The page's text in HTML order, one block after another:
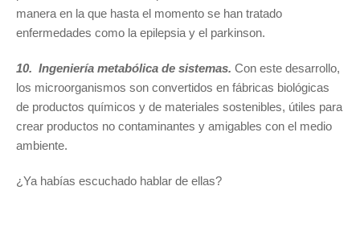
manera en la que hasta el momento se han tratado
enfermedades como la epilepsia y el parkinson.
10. Ingeniería metabólica de sistemas. Con este desarrollo,
los microorganismos son convertidos en fábricas biológicas
de productos químicos y de materiales sostenibles, útiles para
crear productos no contaminantes y amigables con el medio
ambiente.
¿Ya habías escuchado hablar de ellas?